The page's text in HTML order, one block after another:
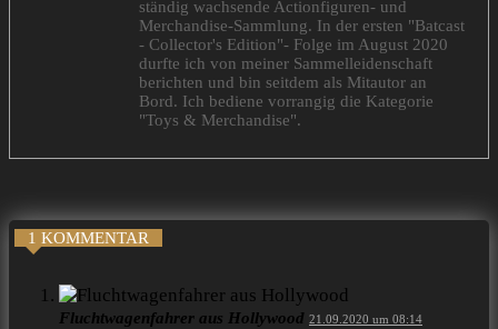
ständig wachsende Actionfiguren- und
Merchandise-Sammlung. In der ersten "Batcast
- Collector's Edition"- Folge im August 2020
durfte ich von meiner Sammelleidenschaft
berichten und bin seitdem als Mitautor an
Bord. Ich bediene vorrangig die Kategorie
"Toys & Merchandise".
1 KOMMENTAR
Fluchtwagenfahrer aus Hollywood 21.09.2020 um 08:14